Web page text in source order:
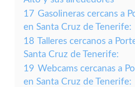
17 Gasolineras cercans a
en Santa Cruz de Tenerife:
18 Talleres cercanos a
Santa Cruz de Tenerife:
19 Webcams cercanas a
en Santa Cruz de Tenerife: